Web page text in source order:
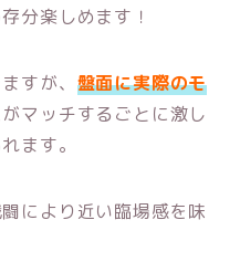
分楽しめます！
すが、 盤面に実際のモ
マッチするごとに激し
ます。
により近い臨場感を味